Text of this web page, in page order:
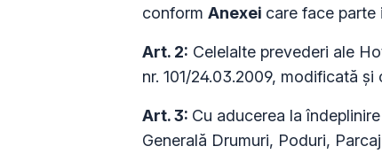
conform Anexei care face parte
Art. 2: Celelalte prevederi ale
nr. 101/24.03.2009, modificată
Art. 3: Cu aducerea la
Generală Drumuri, Poduri,